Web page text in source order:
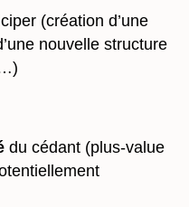
(création d’une
nouvelle structure
du cédant (plus-value